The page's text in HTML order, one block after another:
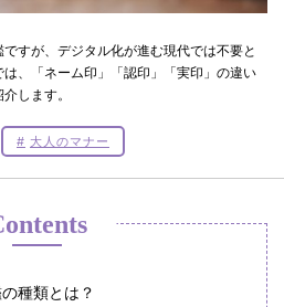
すが、デジタル化が進む現代では不要と
、「ネーム印」「認印」「実印」の違い
します。
大人のマナー
種類とは？